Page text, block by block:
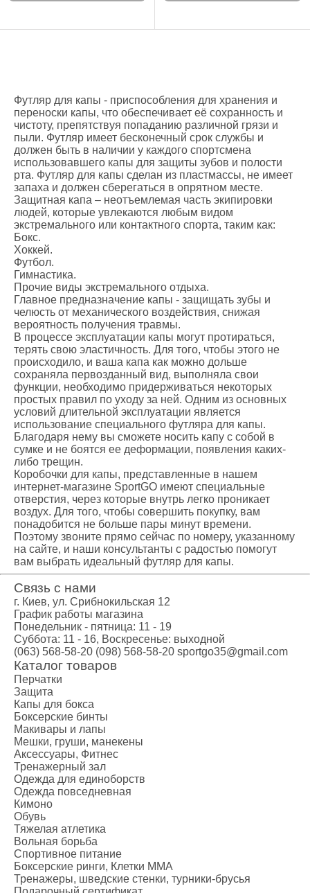
Футляр для капы - приспособления для хранения и
переноски капы, что обеспечивает её сохранность и
чистоту, препятствуя попаданию различной грязи и
пыли. Футляр имеет бесконечный срок службы и
должен быть в наличии у каждого спортсмена
использовавшего капы для защиты зубов и полости
рта. Футляр для капы сделан из пластмассы, не имеет
запаха и должен сберегаться в опрятном месте.
Защитная капа – неотъемлемая часть экипировки
людей, которые увлекаются любым видом
экстремального или контактного спорта, таким как:
Бокс.
Хоккей.
Футбол.
Гимнастика.
Прочие виды экстремального отдыха.
Главное предназначение капы - защищать зубы и
челюсть от механического воздействия, снижая
вероятность получения травмы.
В процессе эксплуатации капы могут протираться,
терять свою эластичность. Для того, чтобы этого не
происходило, и ваша капа как можно дольше
сохраняла первозданный вид, выполняла свои
функции, необходимо придерживаться некоторых
простых правил по уходу за ней. Одним из основных
условий длительной эксплуатации является
использование специального футляра для капы.
Благодаря нему вы сможете носить капу с собой в
сумке и не боятся ее деформации, появления каких-
либо трещин.
Коробочки для капы, представленные в нашем
интернет-магазине SportGO имеют специальные
отверстия, через которые внутрь легко проникает
воздух. Для того, чтобы совершить покупку, вам
понадобится не больше пары минут времени.
Поэтому звоните прямо сейчас по номеру, указанному
на сайте, и наши консультанты с радостью помогут
вам выбрать идеальный футляр для капы.
Связь с нами
г. Киев, ул. Срибнокильская 12
График работы магазина
Понедельник - пятница: 11 - 19
Суббота: 11 - 16, Воскресенье: выходной
(063) 568-58-20 (098) 568-58-20 sportgo35@gmail.com
Каталог товаров
Перчатки
Защита
Капы для бокса
Боксерские бинты
Макивары и лапы
Мешки, груши, манекены
Аксессуары, Фитнес
Тренажерный зал
Одежда для единоборств
Одежда повседневная
Кимоно
Обувь
Тяжелая атлетика
Вольная борьба
Спортивное питание
Боксерские ринги, Клетки ММА
Тренажеры, шведские стенки, турники-брусья